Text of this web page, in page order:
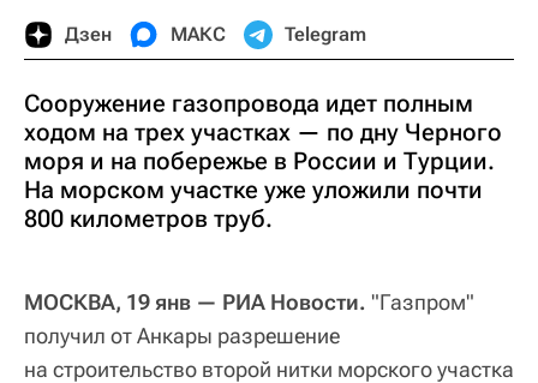
Дзен МАКС Telegram
Сооружение газопровода идет полным
ходом на трех участках — по дну Черного
моря и на побережье в России и Турции.
На морском участке уже уложили почти
800 километров труб.
МОСКВА, 19 янв — РИА Новости. "Газпром"
получил от Анкары разрешение
на строительство второй нитки морского участка